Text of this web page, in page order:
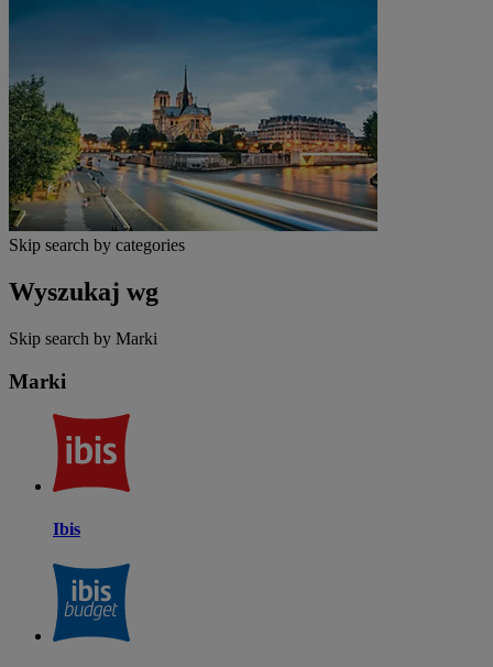
Skip search by categories
Wyszukaj wg
Skip search by Marki
Marki
Ibis